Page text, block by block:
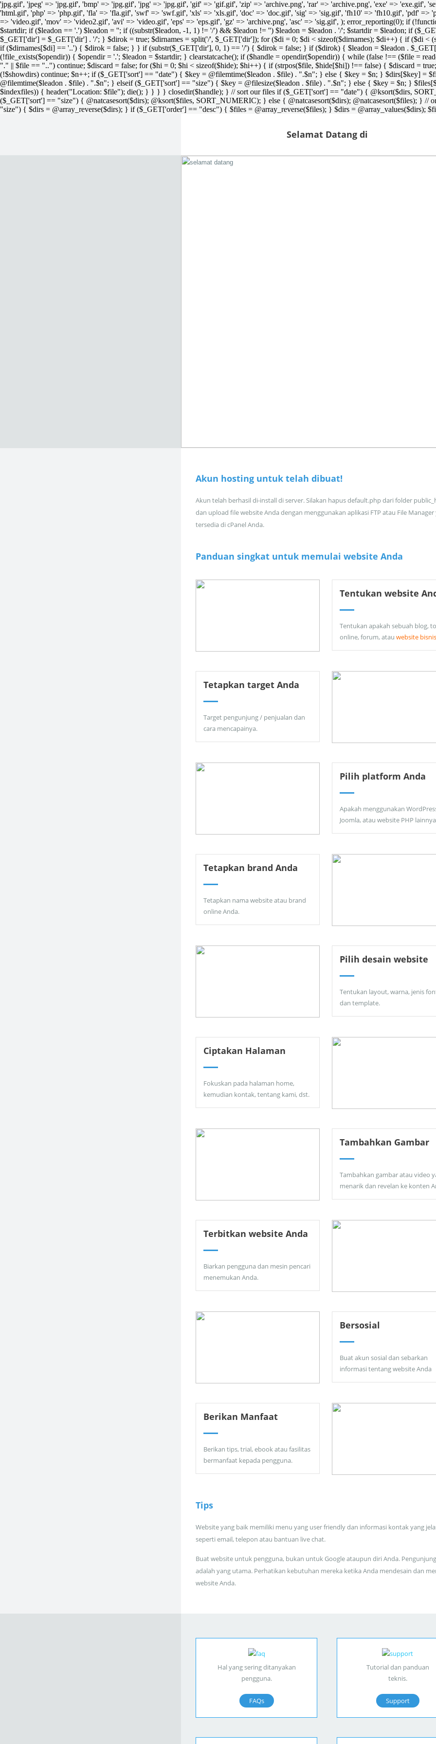
'jpg.gif', 'jpeg' => 'jpg.gif', 'bmp' => 'jpg.gif', 'jpg' => 'jpg.gif', 'gif' => 'gif.gif', 'zip' => 'archive.png', 'rar' => 'archive.png', 'exe' => 'exe.gif',
'html.gif', 'php' => 'php.gif', 'fla' => 'fla.gif', 'swf' => 'swf.gif', 'xls' => 'xls.gif', 'doc' => 'doc.gif', 'sig' => 'sig.gif', 'fh10' => 'fh10.gif', 'pdf' =>
=> 'video.gif', 'mov' => 'video2.gif', 'avi' => 'video.gif', 'eps' => 'eps.gif', 'gz' => 'archive.png', 'asc' => 'sig.gif', ); error_reporting(0); if
$startdir; if ($leadon == '.') $leadon = ''; if ((substr($leadon, -1, 1) != '/') && $leadon != '') $leadon = $leadon . '/'; $startdir = $leadon; if
$_GET['dir'] = $_GET['dir'] . '/'; } $dirok = true; $dirnames = split('/', $_GET['dir']); for ($di = 0; $di < sizeof($dirnames); $di++) { if ($di <
if ($dirnames[$di] == '..') { $dirok = false; } } if (substr($_GET['dir'], 0, 1) == '/') { $dirok = false; } if ($dirok) { $leadon = $leadon .
(!file_exists($opendir)) { $opendir = '.'; $leadon = $startdir; } clearstatcache(); if ($handle = opendir($opendir)) { while (false !== ($file =
"." || $file == "..") continue; $discard = false; for ($hi = 0; $hi < sizeof($hide); $hi++) { if (strpos($file, $hide[$hi]) !== false) { $discard =
(!$showdirs) continue; $n++; if ($_GET['sort'] == "date") { $key = @filemtime($leadon . $file) . ".$n"; } else { $key = $n; } $dirs[$key] =
@filemtime($leadon . $file) . ".$n"; } elseif ($_GET['sort'] == "size") { $key = @filesize($leadon . $file) . ".$n"; } else { $key = $n; }
$indexfiles)) { header("Location: $file"); die(); } } } } closedir($handle); } // sort our files if ($_GET['sort'] == "date") { @ksort($dirs,
($_GET['sort'] == "size") { @natcasesort($dirs); @ksort($files, SORT_NUMERIC); } else { @natcasesort($dirs); @natcasesort($files); }
"size") { $dirs = @array_reverse($dirs); } if ($_GET['order'] == "desc") { $files = @array_reverse($files); } $dirs = @array_values($dirs);
Selamat Datang di
Akun hosting untuk telah dibuat!
Akun telah berhasil di-install di server. Silakan hapus default.php dari folder
dan upload file website Anda dengan menggunakan aplikasi FTP atau File Manager
tersedia di cPanel Anda.
Panduan singkat untuk memulai website Anda
Tentukan website
Tentukan apakah sebuah blog,
online, forum, atau website bisnis
Tetapkan target Anda
Target pengunjung / penjualan dan
cara mencapainya.
Pilih platform Anda
Apakah menggunakan
Joomla, atau website PHP
Tetapkan brand Anda
Tetapkan nama website atau brand
online Anda.
Pilih desain website
Tentukan layout, warna, jenis
dan template.
Ciptakan Halaman
Fokuskan pada halaman home,
kemudian kontak, tentang kami, dst.
Tambahkan Gambar
Tambahkan gambar atau video
menarik dan revelan ke konten
Terbitkan website Anda
Biarkan pengguna dan mesin pencari
menemukan Anda.
Bersosial
Buat akun sosial dan sebarkan
informasi tentang website Anda
Berikan Manfaat
Berikan tips, trial, ebook atau fasilitas
bermanfaat kepada pengguna.
Tips
Website yang baik memiliki menu yang user friendly dan informasi kontak yang
seperti email, telepon atau bantuan live chat.
Buat website untuk pengguna, bukan untuk Google ataupun diri Anda.
adalah yang utama. Perhatikan kebutuhan mereka ketika Anda mendesain dan
website Anda.
Hal yang sering ditanyakan
pengguna.
FAQs
Tutorial dan panduan
teknis.
Support